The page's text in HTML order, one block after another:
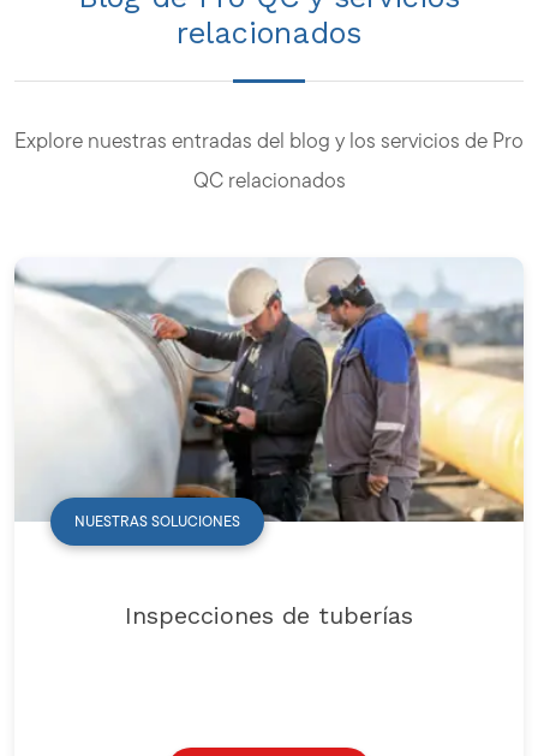
relacionados
Explore nuestras entradas del blog y los servicios de Pro
QC relacionados
NUESTRAS SOLUCIONES
Inspecciones de tuberías